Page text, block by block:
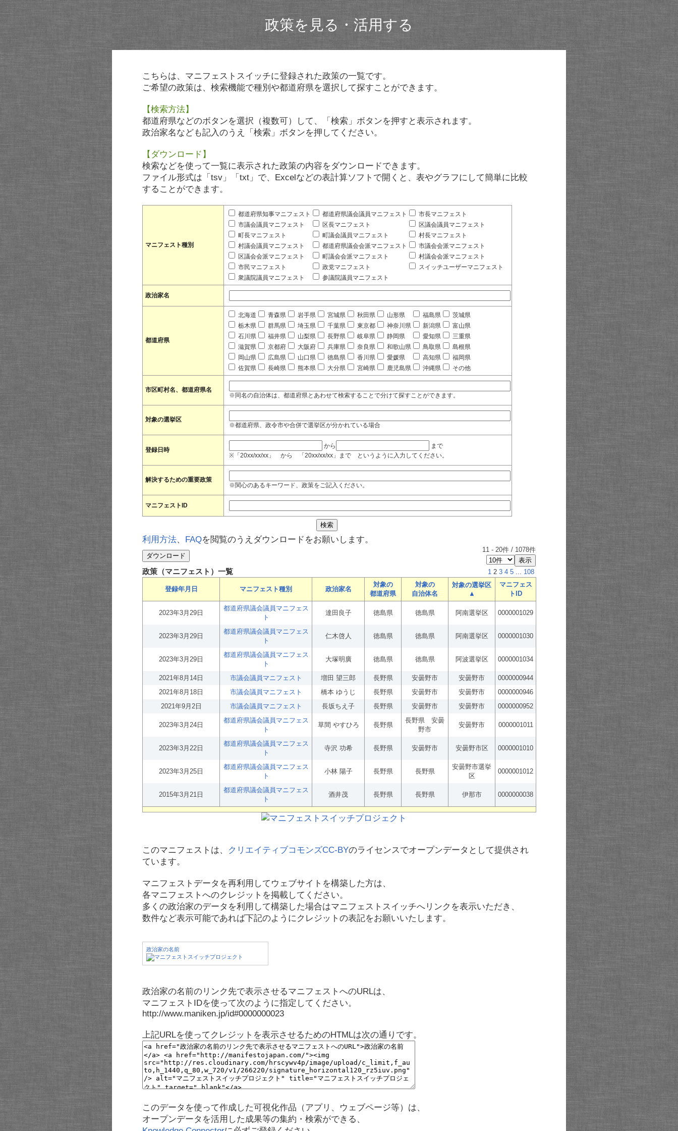
政策を見る・活用する
こちらは、マニフェストスイッチに登録された政策の一覧です。
ご希望の政策は、検索機能で種別や都道府県を選択して探すことができます。
【検索方法】
都道府県などのボタンを選択（複数可）して、「検索」ボタンを押すと表示されます。
政治家名なども記入のうえ「検索」ボタンを押してください。
【ダウンロード】
検索などを使って一覧に表示された政策の内容をダウンロードできます。
ファイル形式は「tsv」「txt」で、Excelなどの表計算ソフトで開くと、表やグラフにして簡単に比較
することができます。
マニフェスト種別
都道府県知事マニフェスト 都道府県議会議員マニフェスト
市長マニフェスト
市議会議員マニフェスト
区長マニフェスト
区議会議員マニフェスト
町長マニフェスト
町議会議員マニフェスト
村長マニフェスト
村議会議員マニフェスト
都道府県議会会派マニフェスト
市議会会派マニフェスト
区議会会派マニフェスト
町議会会派マニフェスト
村議会会派マニフェスト
市民マニフェスト
政党マニフェスト
スイッチユーザーマニフェスト
衆議院議員マニフェスト
参議院議員マニフェスト
政治家名
都道府県
北海道 青森県 岩手県 宮城県 秋田県 山形県 福島県
茨城県
栃木県
群馬県 埼玉県 千葉県 東京都 神奈川県 新潟県
富山県
石川県
福井県 山梨県 長野県 岐阜県 静岡県 愛知県
三重県
滋賀県
京都府 大阪府 兵庫県 奈良県 和歌山県 鳥取県
島根県
岡山県
広島県 山口県 徳島県 香川県 愛媛県 高知県
福岡県
佐賀県
長崎県 熊本県 大分県 宮崎県 鹿児島県 沖縄県 その他
市区町村名、都道府県名
※同名の自治体は、都道府県とあわせて検索することで分けて探すことができます。
対象の選挙区
※都道府県、政令市や合併で選挙区が分かれている場合
登録日時
から
まで
※「20xx/xx/xx」 から 「20xx/xx/xx」まで というように入力してください。
解決するための重要政策
※関心のあるキーワード、政策をご記入ください。
マニフェストID
利用方法、 FAQを閲覧のうえダウンロードをお願いします。
11 - 20件 / 1078件
政策（マニフェスト）一覧 1 2 3 4 5 ... 108
登録年月日 マニフェスト種別 政治家名
対象の
都道府県
対象の
自治体名
対象の選挙区
▲
マニフェス
トID
2023年3月29日
都道府県議会議員マニフェス
ト
達田良子 徳島県 徳島県 阿南選挙区 0000001029
2023年3月29日
都道府県議会議員マニフェス
ト
仁木啓人 徳島県 徳島県 阿南選挙区 0000001030
2023年3月29日
都道府県議会議員マニフェス
ト
大塚明廣 徳島県 徳島県 阿波選挙区 0000001034
2021年8月14日 市議会議員マニフェスト 増田 望三郎 長野県 安曇野市 安曇野市
0000000944
2021年8月18日
市議会議員マニフェスト 橋本 ゆうじ 長野県 安曇野市 安曇野市
0000000946
2021年9月2日
市議会議員マニフェスト 長坂ちえ子 長野県 安曇野市 安曇野市 0000000952
2023年3月24日
都道府県議会議員マニフェス
ト
草間 やすひろ 長野県
長野県 安曇
野市
安曇野市 0000001011
2023年3月22日
都道府県議会議員マニフェス
ト
寺沢 功希 長野県 安曇野市 安曇野市区 0000001010
2023年3月25日
都道府県議会議員マニフェス
ト
小林 陽子 長野県 長野県
安曇野市選挙
区
0000001012
2015年3月21日
都道府県議会議員マニフェス
ト
酒井茂 長野県 長野県 伊那市 0000000038
このマニフェストは、 クリエイティブコモンズCC-BYのライセンスでオープンデータとして提供され
ています。
マニフェストデータを再利用してウェブサイトを構築した方は、
各マニフェストへのクレジットを掲載してください。
多くの政治家のデータを利用して構築した場合はマニフェストスイッチへリンクを表示いただき、
数件など表示可能であれば下記のようにクレジットの表記をお願いいたします。
政治家の名前
政治家の名前のリンク先で表示させるマニフェストへのURLは、
マニフェストIDを使って次のように指定してください。
http://www.maniken.jp/id#0000000023
上記URLを使ってクレジットを表示させるためのHTMLは次の通りです。
このデータを使って作成した可視化作品（アプリ、ウェブページ等）は、
オープンデータを活用した成果等の集約・検索ができる、